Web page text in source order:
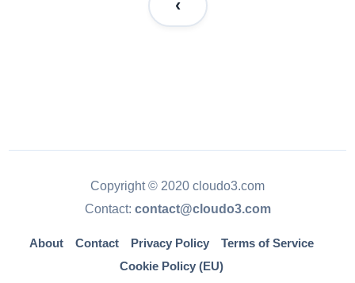
Copyright © 2020 cloudo3.com
Contact: contact@cloudo3.com
About Contact Privacy Policy
Terms of Service
Cookie Policy (EU)